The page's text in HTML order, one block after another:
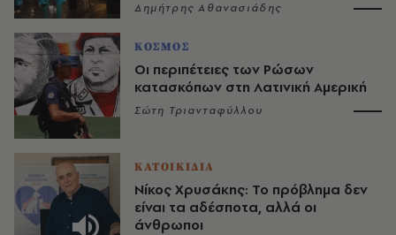
Δημήτρης Αθανασιάδης
ΚΟΣΜΟΣ
Οι περιπέτειες των Ρώσων
κατασκόπων στη Λατινική Αμερική
Σώτη Τριανταφύλλου
ΚΑΤΟΙΚΙΔΙΑ
Νίκος Χρυσάκης: Το πρόβλημα δεν
είναι τα αδέσποτα, αλλά οι
άνθρωποι